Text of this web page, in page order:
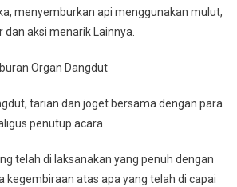
menyemburkan api menggunakan mulut,
dan aksi menarik Lainnya.
Organ Dangdut
tarian dan joget bersama dengan para
penutup acara
telah di laksanakan yang penuh dengan
kegembiraan atas apa yang telah di capai